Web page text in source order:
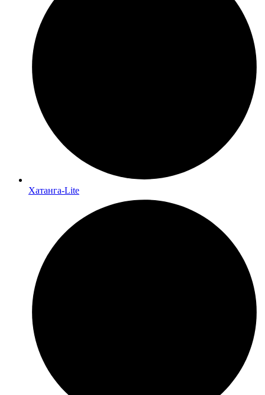
Хатанга-Lite